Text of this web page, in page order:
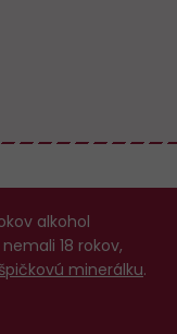
alkohol
18 rokov,
minerálku.